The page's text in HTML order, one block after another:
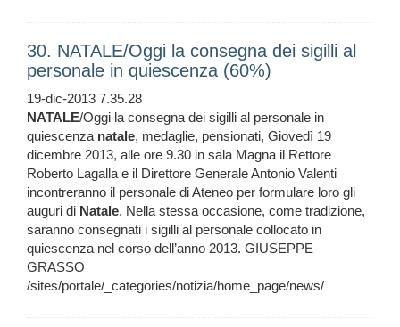
30. NATALE/Oggi la consegna dei sigilli al
personale in quiescenza (60%)
19-dic-2013 7.35.28
NATALE/Oggi la consegna dei sigilli al personale in
quiescenza natale, medaglie, pensionati, Giovedì 19
dicembre 2013, alle ore 9.30 in sala Magna il Rettore
Roberto Lagalla e il Direttore Generale Antonio Valenti
incontreranno il personale di Ateneo per formulare loro gli
auguri di Natale. Nella stessa occasione, come tradizione,
saranno consegnati i sigilli al personale collocato in
quiescenza nel corso dell’anno 2013. GIUSEPPE
GRASSO
/sites/portale/_categories/notizia/home_page/news/